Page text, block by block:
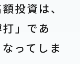
投資は、
」であ
ってしま